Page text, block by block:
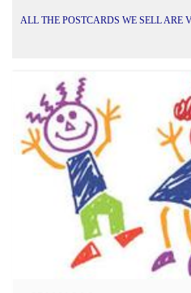
ALL THE POSTCARDS WE SELL